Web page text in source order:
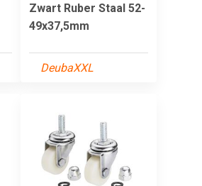
Zwart Ruber Staal 52-
49x37,5mm
DeubaXXL